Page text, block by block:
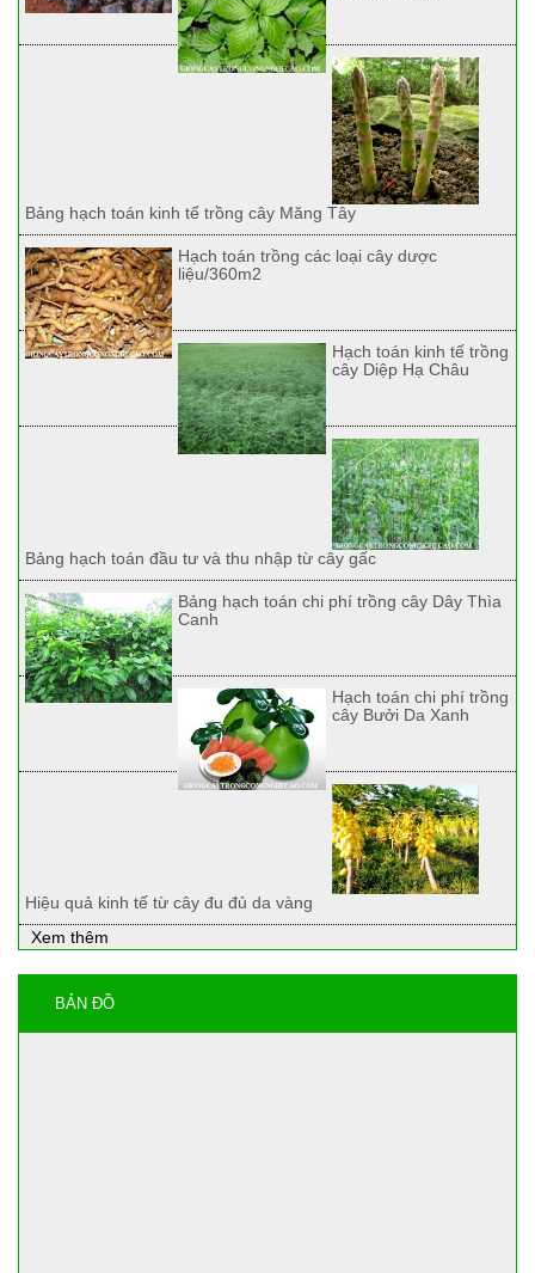
Bảng hạch toán kinh tế trồng cây Măng Tây
Hạch toán trồng các loại cây dược
liệu/360m2
Hạch toán kinh tế trồng
cây Diệp Hạ Châu
Bảng hạch toán đầu tư và thu nhập từ cây gấc
Bảng hạch toán chi phí trồng cây Dây Thìa
Canh
Hạch toán chi phí trồng
cây Bưởi Da Xanh
Hiệu quả kinh tế từ cây đu đủ da vàng
Xem thêm
BẢN ĐỒ